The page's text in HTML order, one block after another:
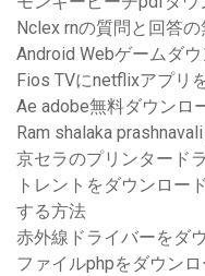
Nclex rnの質問と回答
Android Webゲームダ
Fios TVにnetflixアプリ
Ae adobe無料ダウンロ
Ram shalaka
京セラのプリンタード
トレントをダウンロー
する方法
赤外線ドライバーをダ
ファイルphpをダウン